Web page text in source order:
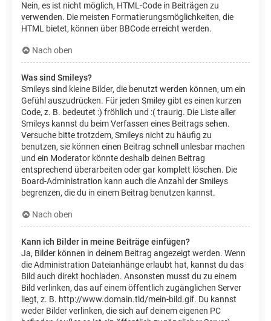
Nein, es ist nicht möglich, HTML-Code in Beiträgen zu
verwenden. Die meisten Formatierungsmöglichkeiten, die
HTML bietet, können über BBCode erreicht werden.
Nach oben
Was sind Smileys?
Smileys sind kleine Bilder, die benutzt werden können, um ein
Gefühl auszudrücken. Für jeden Smiley gibt es einen kurzen
Code, z. B. bedeutet :) fröhlich und :( traurig. Die Liste aller
Smileys kannst du beim Verfassen eines Beitrags sehen.
Versuche bitte trotzdem, Smileys nicht zu häufig zu
benutzen, sie können einen Beitrag schnell unlesbar machen
und ein Moderator könnte deshalb deinen Beitrag
entsprechend überarbeiten oder gar komplett löschen. Die
Board-Administration kann auch die Anzahl der Smileys
begrenzen, die du in einem Beitrag benutzen kannst.
Nach oben
Kann ich Bilder in meine Beiträge einfügen?
Ja, Bilder können in deinem Beitrag angezeigt werden. Wenn
die Administration Dateianhänge erlaubt hat, kannst du das
Bild auch direkt hochladen. Ansonsten musst du zu einem
Bild verlinken, das auf einem öffentlich zugänglichen Server
liegt, z. B. http://www.domain.tld/mein-bild.gif. Du kannst
weder Bilder verlinken, die sich auf deinem eigenen PC